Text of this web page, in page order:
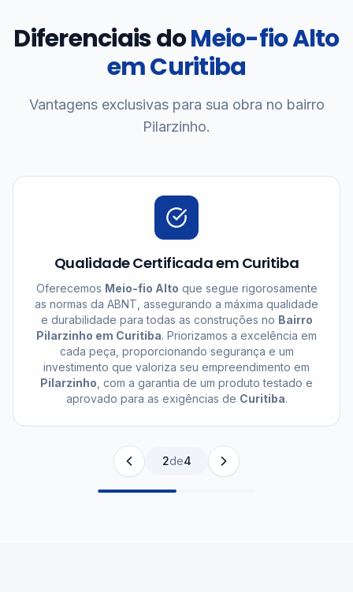
Diferenciais doMeio-fio Alto
em Curitiba
Vantagens exclusivas para sua obra no bairro
Pilarzinho.
Qualidade Certificada em Curitiba
Oferecemos Meio-fio Alto que segue rigorosamente
as normas da ABNT, assegurando a máxima qualidade
e durabilidade para todas as construções no Bairro
Pilarzinho em Curitiba. Priorizamos a excelência em
cada peça, proporcionando segurança e um
investimento que valoriza seu empreendimento em
Pilarzinho , com a garantia de um produto testado e
aprovado para as exigências de Curitiba.
2de4